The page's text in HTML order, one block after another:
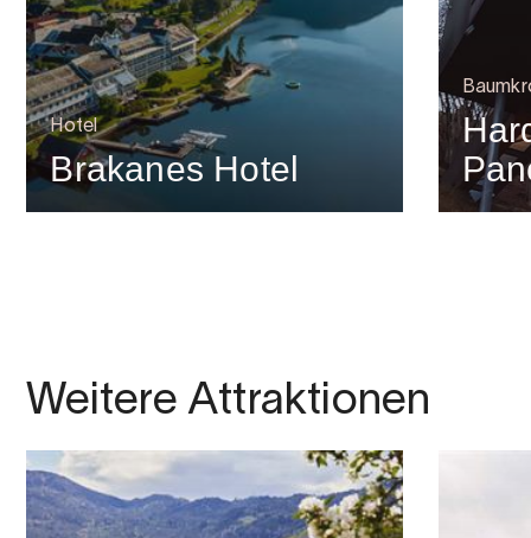
Hotel
Brakanes Hotel
Weitere Attraktionen